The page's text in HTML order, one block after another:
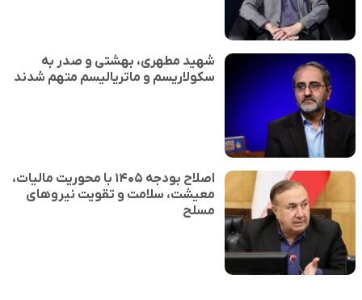
شهید مطهری، بهشتی و صدر به
سکولاریسم و ماتریالیسم متهم شدند
اصلاح بودجه ۱۴۰۵ با محوریت مالیات،
معیشت، سلامت و تقویت نیروهای
مسلح